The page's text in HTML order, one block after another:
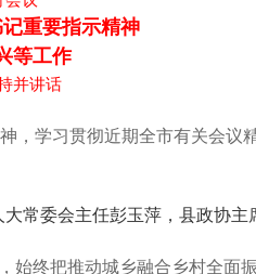
重要指示精神
等工作
并讲话
，学习贯彻近期全市有关会议
常委会主任彭玉萍，县政协主
终把推动城乡融合乡村全面